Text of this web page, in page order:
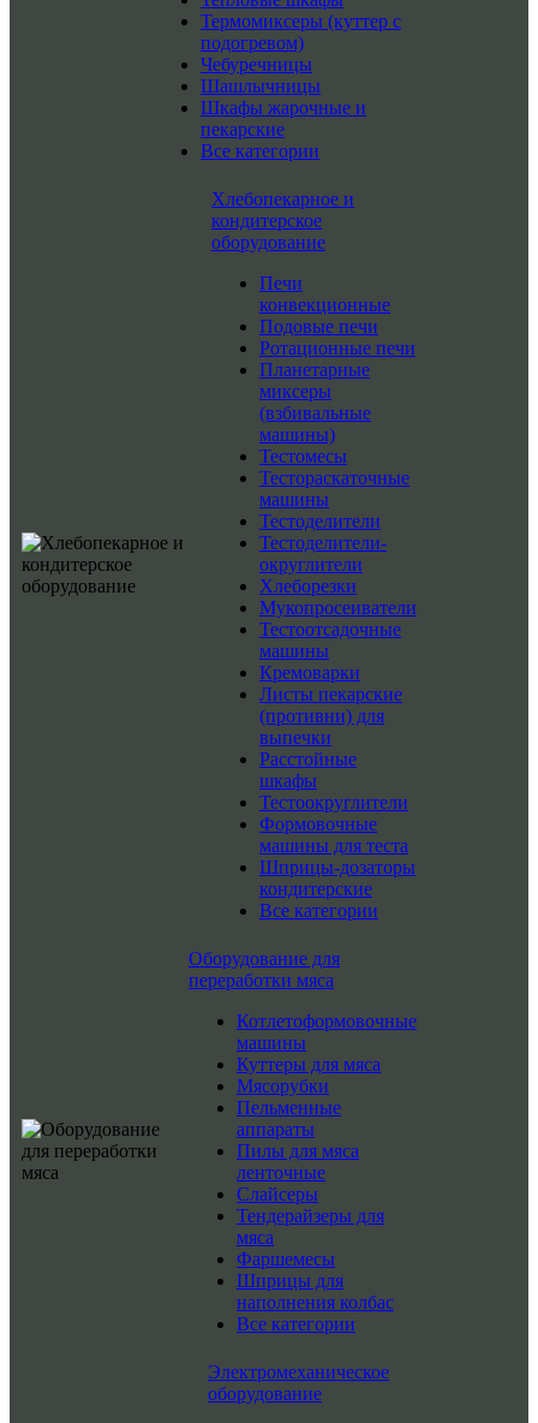
Термомиксеры (куттер с
подогревом)
Чебуречницы
Шашлычницы
Шкафы жарочные и
пекарские
Все категории
Хлебопекарное и
кондитерское
оборудование
Печи
конвекционные
Подовые печи
Ротационные печи
Планетарные
миксеры
(взбивальные
машины)
Тестомесы
Тестораскаточные
машины
Тестоделители
Тестоделители-
округлители
Хлеборезки
Мукопросеиватели
Тестоотсадочные
машины
Кремоварки
Листы пекарские
(противни) для
выпечки
Расстойные
шкафы
Тестоокруглители
Формовочные
машины для теста
Шприцы-дозаторы
кондитерские
Все категории
Оборудование для
переработки мяса
Котлетоформовочные
машины
Куттеры для мяса
Мясорубки
Пельменные
аппараты
Пилы для мяса
ленточные
Слайсеры
Тендерайзеры для
мяса
Фаршемесы
Шприцы для
наполнения колбас
Все категории
Электромеханическое
оборудование